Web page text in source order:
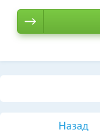
Назад